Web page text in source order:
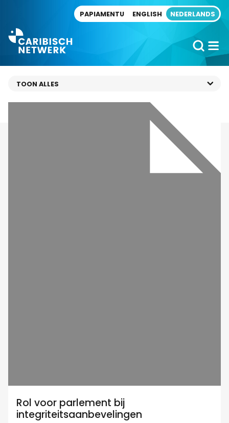
PAPIAMENTU ENGLISH NEDERLANDS
Rol voor parlement bij
integriteitsaanbevelingen